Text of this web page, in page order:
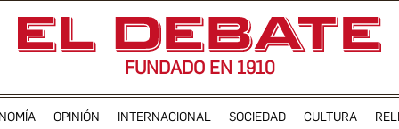
FUNDADO EN 1910
OPINIÓN INTERNACIONAL SOCIEDAD CULTURA